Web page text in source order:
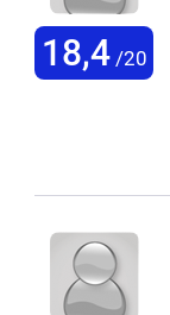
18,4/20